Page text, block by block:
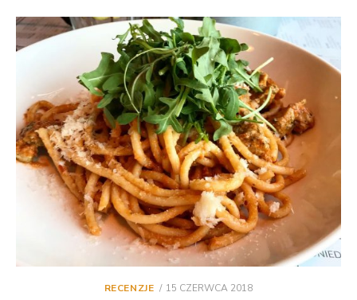
RECENZJE
POSTED
15 CZERWCA 2018